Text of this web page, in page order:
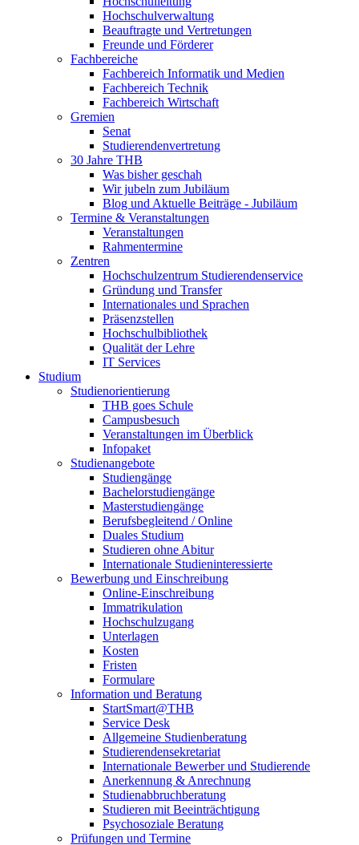
Hochschulverwaltung
Beauftragte und Vertretungen
Freunde und Förderer
Fachbereiche
Fachbereich Informatik und Medien
Fachbereich Technik
Fachbereich Wirtschaft
Gremien
Senat
Studierendenvertretung
30 Jahre THB
Was bisher geschah
Wir jubeln zum Jubiläum
Blog und Aktuelle Beiträge - Jubiläum
Termine & Veranstaltungen
Veranstaltungen
Rahmentermine
Zentren
Hochschulzentrum Studierendenservice
Gründung und Transfer
Internationales und Sprachen
Präsenzstellen
Hochschulbibliothek
Qualität der Lehre
IT Services
Studium
Studienorientierung
THB goes Schule
Campusbesuch
Veranstaltungen im Überblick
Infopaket
Studienangebote
Studiengänge
Bachelorstudiengänge
Masterstudiengänge
Berufsbegleitend / Online
Duales Studium
Studieren ohne Abitur
Internationale Studieninteressierte
Bewerbung und Einschreibung
Online-Einschreibung
Immatrikulation
Hochschulzugang
Unterlagen
Kosten
Fristen
Formulare
Information und Beratung
StartSmart@THB
Service Desk
Allgemeine Studienberatung
Studierendensekretariat
Internationale Bewerber und Studierende
Anerkennung & Anrechnung
Studienabbruchberatung
Studieren mit Beeinträchtigung
Psychosoziale Beratung
Prüfungen und Termine